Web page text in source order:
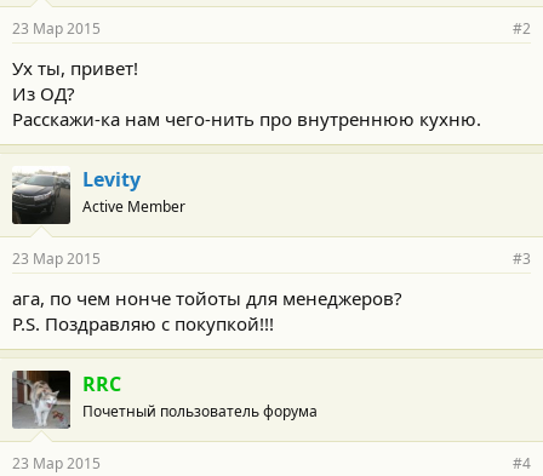
23 Мар 2015 #2
Ух ты, привет!
Из ОД?
Расскажи-ка нам чего-нить про внутреннюю кухню.
Levity
Active Member
23 Мар 2015 #3
ага, по чем нонче тойоты для менеджеров?
P.S. Поздравляю с покупкой!!!
RRC
Почетный пользователь форума
23 Мар 2015 #4